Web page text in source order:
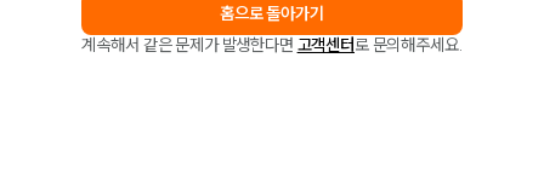
홈으로 돌아가기
계속해서 같은 문제가 발생한다면 고객센터로 문의해주세요.